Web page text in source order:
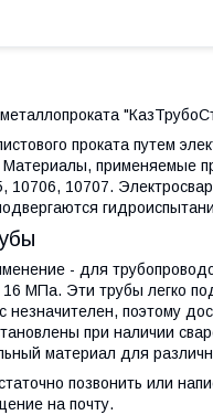
проката путем
применяемые
10706, 10707.
- для
МПа. Эти трубы легко
поэтому
при наличии
материал для
позвонить или
на почту.